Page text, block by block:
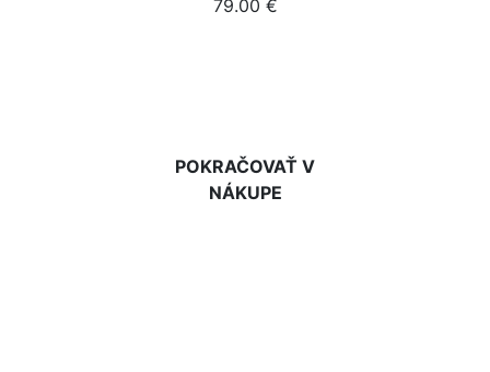
79.00 €
POKRAČOVAŤ V
NÁKUPE